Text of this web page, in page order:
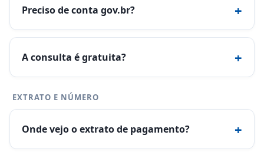
Preciso de conta gov.br? +
A consulta é gratuita? +
EXTRATO E NÚMERO
Onde vejo o extrato de pagamento? +